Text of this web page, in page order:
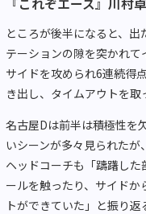
『これぞエース』川村
ところが後半になると、
テーションの隙を突かれ
サイドを攻められ6連続得
き出し、タイムアウトを取
名古屋Dは前半は積極性を
いシーンが多々見られた
ヘッドコーチも「躊躇し
ールを触ったり、サイド
トができていた」と振り返